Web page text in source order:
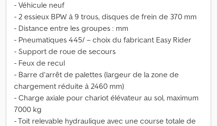
- Véhicule neuf
- 2 essieux BPW à 9 trous, disques de frein de 370 mm
- Distance entre les groupes : mm
- Pneumatiques 445/ – choix du fabricant Easy Rider
- Support de roue de secours
- Feux de recul
- Barre d’arrêt de palettes (largeur de la zone de
chargement réduite à 2460 mm)
- Charge axiale pour chariot élévateur au sol, maximum
7000 kg
- Toit relevable hydraulique avec une course totale de